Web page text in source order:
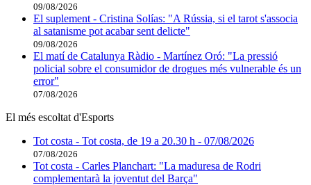
09/08/2026
El suplement - Cristina Solías: "A Rússia, si el tarot s'associa
al satanisme pot acabar sent delicte"
09/08/2026
El matí de Catalunya Ràdio - Martínez Oró: "La pressió
policial sobre el consumidor de drogues més vulnerable és un
error"
07/08/2026
El més escoltat d'Esports
Tot costa - Tot costa, de 19 a 20.30 h - 07/08/2026
07/08/2026
Tot costa - Carles Planchart: "La maduresa de Rodri
complementarà la joventut del Barça"